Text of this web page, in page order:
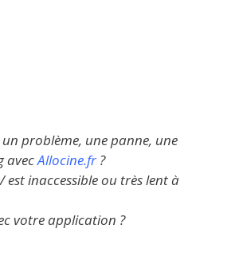
problème, une panne, une
avecAllocine.fr ?
est inaccessible ou très lent à
votre application ?